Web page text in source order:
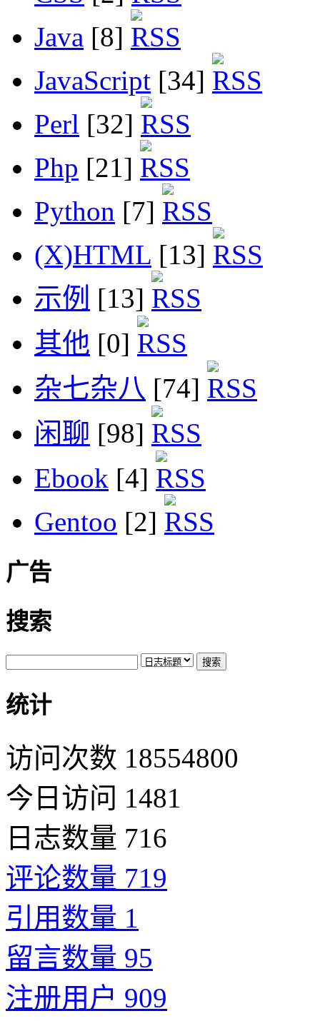
Java [8]
JavaScript [34]
Perl [32]
Php [21]
Python [7]
(X)HTML [13]
示例 [13]
其他 [0]
杂七杂八 [74]
闲聊 [98]
Ebook [4]
Gentoo [2]
广告
搜索
统计
访问次数 18554800
今日访问 1481
日志数量 716
评论数量 719
引用数量 1
留言数量 95
注册用户 909